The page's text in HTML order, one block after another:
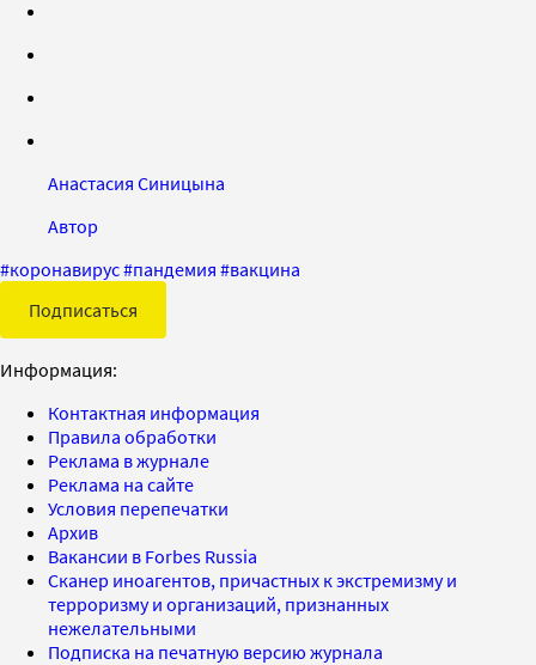
Анастасия Синицына
Автор
#коронавирус#пандемия #вакцина
Подписаться
Информация:
Контактная информация
Правила обработки
Реклама в журнале
Реклама на сайте
Условия перепечатки
Архив
Вакансии в Forbes Russia
Сканер иноагентов, причастных к экстремизму и
терроризму и организаций, признанных
нежелательными
Подписка на печатную версию журнала